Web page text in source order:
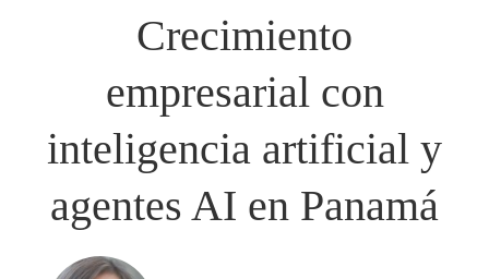
Crecimiento
empresarial con
inteligencia artificial y
agentes AI en Panamá